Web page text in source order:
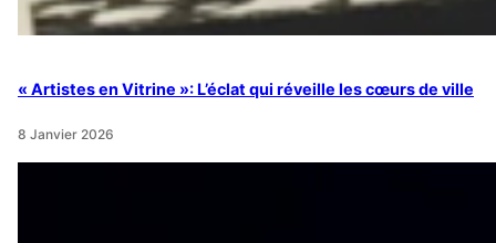
« Artistes en Vitrine »: L’éclat qui réveille les cœurs de ville
8 Janvier 2026